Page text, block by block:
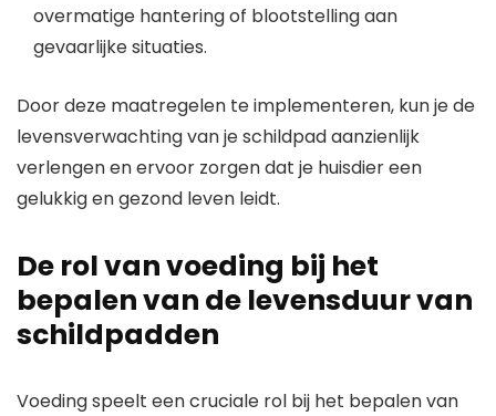
overmatige hantering of blootstelling aan
gevaarlijke situaties.
Door deze maatregelen te implementeren, kun je de
levensverwachting van je schildpad aanzienlijk
verlengen en ervoor zorgen dat je huisdier een
gelukkig en gezond leven leidt.
De rol van voeding bij het
bepalen van de levensduur van
schildpadden
Voeding speelt een cruciale rol bij het bepalen van